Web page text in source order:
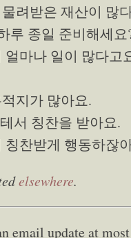
려받은 재산이 많
루 종일 준비해세요
마나 일이 많다고
지가 많아요.
서 칭찬을 받아요.
찬받게 행동하잖
elsewhere.
email update at